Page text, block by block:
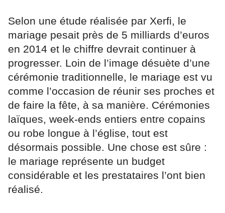
Selon une étude réalisée par Xerfi, le
mariage pesait près de 5 milliards d’euros
en 2014 et le chiffre devrait continuer à
progresser. Loin de l’image désuète d’une
cérémonie traditionnelle, le mariage est vu
comme l’occasion de réunir ses proches et
de faire la fête, à sa manière. Cérémonies
laïques, week-ends entiers entre copains
ou robe longue à l’église, tout est
désormais possible. Une chose est sûre :
le mariage représente un budget
considérable et les prestataires l’ont bien
réalisé.